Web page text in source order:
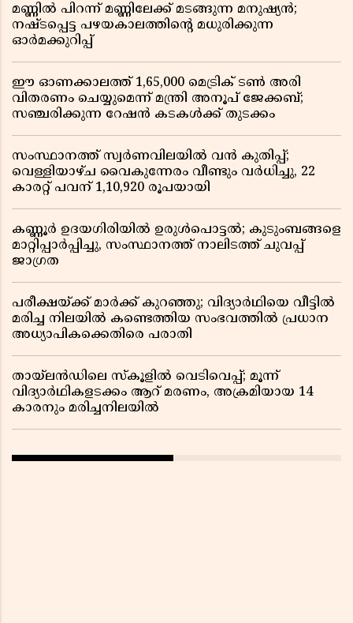
മണ്ണിൽ പിറന്ന് മണ്ണിലേക്ക് മടങ്ങുന്ന മനുഷ്യൻ;
നഷ്ടപ്പെട്ട പഴയകാലത്തിൻ്റെ മധുരിക്കുന്ന
ഓർമക്കുറിപ്പ്
ഈ ഓണക്കാലത്ത് 1,65,000 മെട്രിക് ടൺ അരി
വിതരണം ചെയ്യുമെന്ന് മന്ത്രി അനൂപ് ജേക്കബ്;
സഞ്ചരിക്കുന്ന റേഷൻ കടകൾക്ക് തുടക്കം
സംസ്ഥാനത്ത് സ്വർണവിലയിൽ വൻ കുതിപ്പ്;
വെള്ളിയാഴ്ച വൈകുന്നേരം വീണ്ടും വർധിച്ചു, 22
കാരറ്റ് പവന് 1,10,920 രൂപയായി
കണ്ണൂർ ഉദയഗിരിയിൽ ഉരുൾപൊട്ടൽ; കുടുംബങ്ങളെ
മാറ്റിപ്പാർപ്പിച്ചു, സംസ്ഥാനത്ത് നാലിടത്ത് ചുവപ്പ്
ജാഗ്രത
പരീക്ഷയ്ക്ക് മാർക്ക് കുറഞ്ഞു; വിദ്യാർഥിയെ വീട്ടിൽ
മരിച്ച നിലയിൽ കണ്ടെത്തിയ സംഭവത്തിൽ പ്രധാന
അധ്യാപികക്കെതിരെ പരാതി
തായ്‌ലൻഡിലെ സ്‌കൂളിൽ വെടിവെപ്പ്; മൂന്ന്
വിദ്യാർഥികളടക്കം ആറ് മരണം, അക്രമിയായ 14
കാരനും മരിച്ചനിലയിൽ